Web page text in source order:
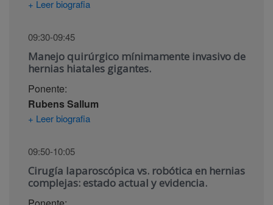
+ Leer biografia
09:30-09:45
Manejo quirúrgico mínimamente invasivo de
hernias hiatales gigantes.
Ponente:
Rubens Sallum
+ Leer biografia
09:50-10:05
Cirugía laparoscópica vs. robótica en hernias
complejas: estado actual y evidencia.